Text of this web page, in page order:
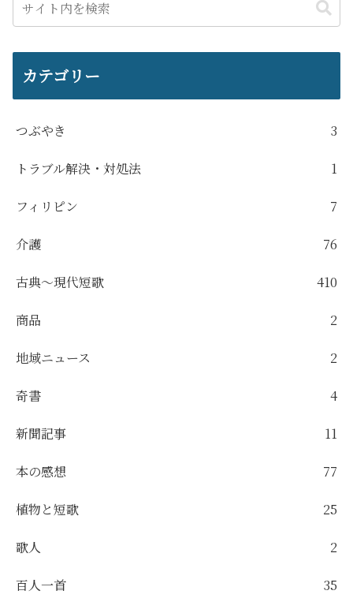
カテゴリー
つぶやき 3
トラブル解決・対処法 1
フィリピン 7
介護 76
古典～現代短歌 410
商品 2
地域ニュース 2
奇書 4
新聞記事 11
本の感想 77
植物と短歌 25
歌人 2
百人一首 35